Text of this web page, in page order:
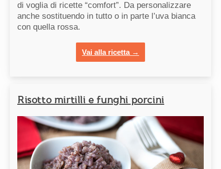
di voglia di ricette “comfort”. Da personalizzare
anche sostituendo in tutto o in parte l’uva bianca
con quella rossa.
Vai alla ricetta →
Risotto mirtilli e funghi porcini